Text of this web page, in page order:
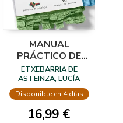
MANUAL
PRÁCTICO DE
ESCRITURA
EXPRESIVA PARA
PROFESIONALES
ETXEBARRIA DE
ASTEINZA, LUCÍA
Disponible en 4 días
16,99 €